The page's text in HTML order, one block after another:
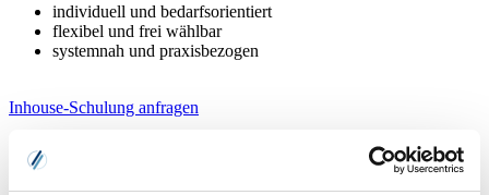
individuell und bedarfsorientiert
flexibel und frei wählbar
systemnah und praxisbezogen
Inhouse-Schulung anfragen